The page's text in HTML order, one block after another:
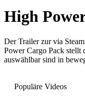
High
Der Trailer zur via
Power Cargo Pack stellt
auswählbar sind in
Populäre Videos